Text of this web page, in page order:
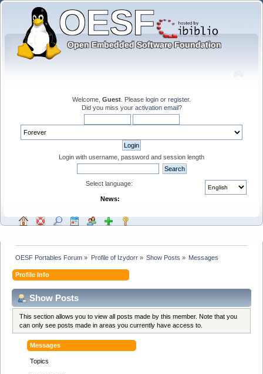
Welcome, Guest . Please login or register.
Did you miss your activation email?
Login with username, password and session length
Select language:
News:
OESF Portables Forum » Profile of Izydorr» Show Posts » Messages
Profile Info
Show Posts
This section allows you to view all posts made by this member. Note that you
can only see posts made in areas you currently have access to.
Messages
Topics